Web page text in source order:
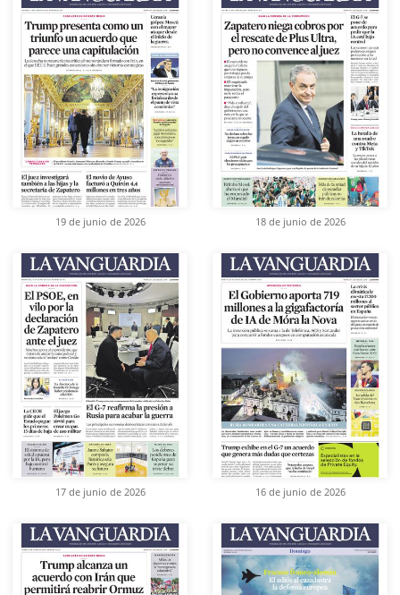
19 de junio de 2026 18 de junio de 2026
17 de junio de 2026 16 de junio de 2026